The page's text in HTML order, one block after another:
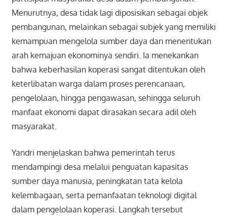
Menurutnya, desa tidak lagi diposisikan sebagai objek
pembangunan, melainkan sebagai subjek yang memiliki
kemampuan mengelola sumber daya dan menentukan
arah kemajuan ekonominya sendiri. Ia menekankan
bahwa keberhasilan koperasi sangat ditentukan oleh
keterlibatan warga dalam proses perencanaan,
pengelolaan, hingga pengawasan, sehingga seluruh
manfaat ekonomi dapat dirasakan secara adil oleh
masyarakat.
Yandri menjelaskan bahwa pemerintah terus
mendampingi desa melalui penguatan kapasitas
sumber daya manusia, peningkatan tata kelola
kelembagaan, serta pemanfaatan teknologi digital
dalam pengelolaan koperasi. Langkah tersebut